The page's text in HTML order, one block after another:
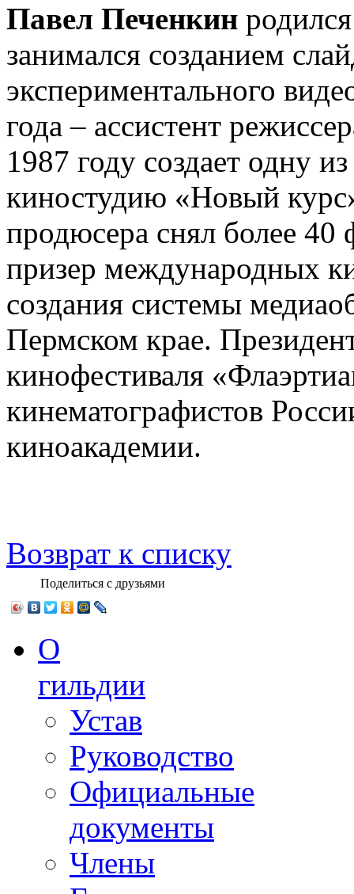
Павел Печенкин
занимался созданием
экспериментального
года – ассистент
1987 году создает одну
киностудию «Новый
продюсера снял более
призер международных
создания системы
Пермском крае.
кинофестиваля
кинематографистов
киноакадемии.
Возврат к списку
Поделиться с друзьями
О
гильдии
Устав
Руководство
Официальные
документы
Члены